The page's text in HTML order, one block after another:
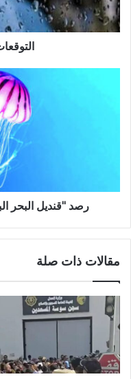
رصد "قنديل البحر
مقالات ذات صلة